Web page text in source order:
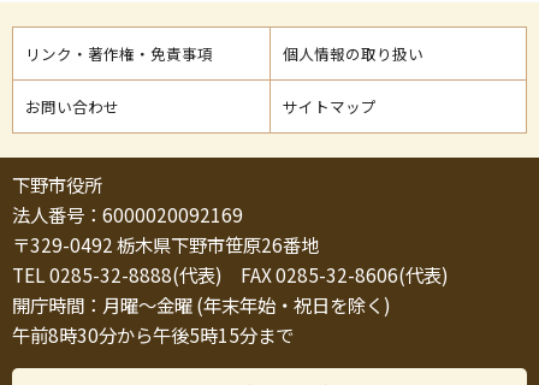
リンク・著作権・免責事項 個人情報の取り扱い
お問い合わせ サイトマップ
下野市役所
法人番号：6000020092169
〒329-0492 栃木県下野市笹原26番地
TEL 0285-32-8888(代表) FAX 0285-32-8606(代表)
開庁時間：月曜～金曜 (年末年始・祝日を除く)
午前8時30分から午後5時15分まで